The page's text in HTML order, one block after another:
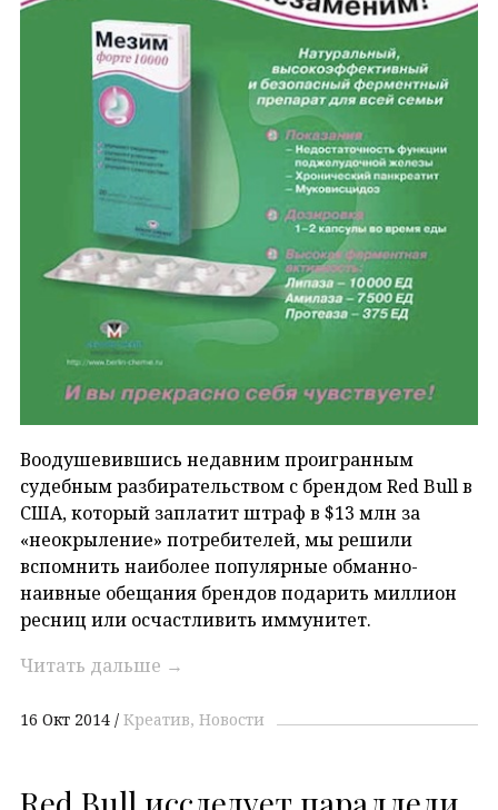
Воодушевившись недавним проигранным
судебным разбирательством с брендом Red Bull в
США, который заплатит штраф в $13 млн за
«неокрыление» потребителей, мы решили
вспомнить наиболее популярные обманно-
наивные обещания брендов подарить миллион
ресниц или осчастливить иммунитет.
Читать дальше →
16 Окт 2014 Креатив Новости